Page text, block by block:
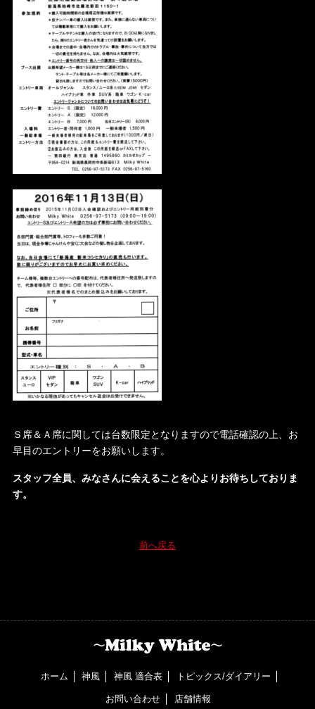
Ｓ席＆Ａ席に関しては台数限定となりますので電話確認の上、お
早目のエントリーをお願いします。
スタッフ全員、みなさんに会えることを心よりお待ちしておりま
す。
前へ戻る
ホーム 神風 神風 適合表 トピックス/ダイアリー
お問い合わせ 店舗情報